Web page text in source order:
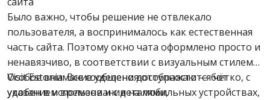
Было важно, чтобы решение не отвлекало
пользователя, а воспринималось как естественная
часть сайта. Поэтому окно чата оформлено просто и
ненавязчиво, в соответствии с визуальным стилем
Visit Estonia. Все сообщения отображаются чётко, с
указанием времени и с деталями,
Особое внимание уделено доступности — бот
удобен в использовании на мобильных устройствах,